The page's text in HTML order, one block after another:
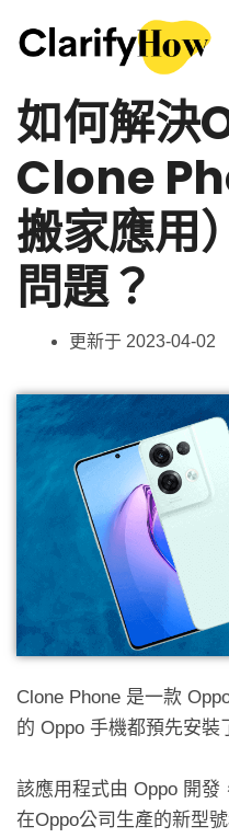
如何解決
Clone
搬家應用
問題？
更新于 2023-04-02
Clone Phone 是一款
的 Oppo 手機都預先安裝
該應用程式由 Oppo 開發
在Oppo公司生產的新型